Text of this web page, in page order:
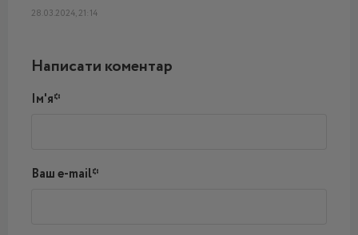
28.03.2024, 21:14
Написати коментар
Ім'я*
Ваш e-mail*